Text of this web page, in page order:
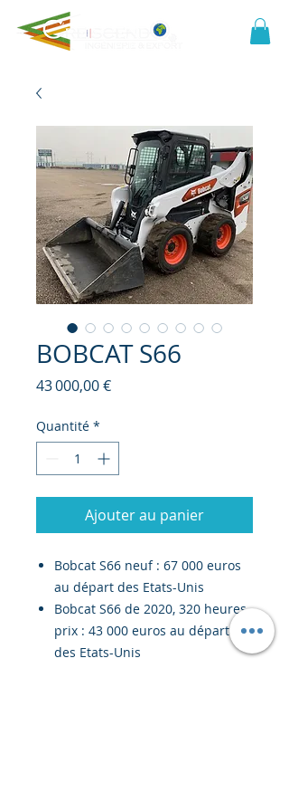
BOBCAT S66
43 000,00 €Prix
Quantité *
Ajouter au panier
Bobcat S66 neuf : 67 000 euros
au départ des Etats-Unis
Bobcat S66 de 2020, 320 heures,
prix : 43 000 euros au départ
des Etats-Unis